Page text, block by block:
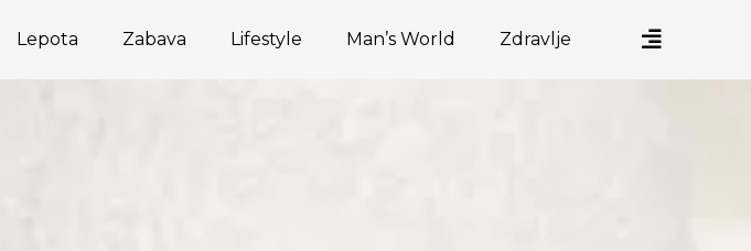
Lepota Zabava Lifestyle Man’s World Zdravlje